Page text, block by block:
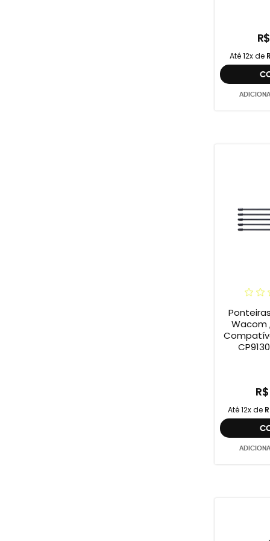
Até 12x de
Wacom
Até 12x de